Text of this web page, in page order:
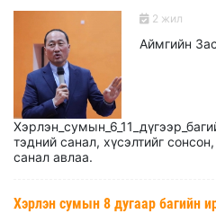
2 жил
Аймгийн
тэдний санал, хүсэлтийг
санал авлаа.
Хэрлэн сумын 8 дугаар багийн